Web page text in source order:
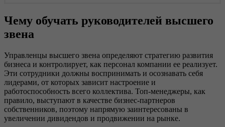
Чему обучать руководителей высшего
звена
Управленцы высшего звена определяют стратегию развития
бизнеса и контролирует, как персонал компании ее реализует.
Эти сотрудники должны воспринимать и осознавать себя
лидерами, от которых зависит настроение и
работоспособность всего коллектива. Топ-менеджеры, как
правило, выступают в качестве бизнес-партнеров
собственников, поэтому напрямую заинтересованы в
увеличении дивидендов и продвижении на рынке.